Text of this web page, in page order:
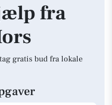
fra
gratis bud fra lokale